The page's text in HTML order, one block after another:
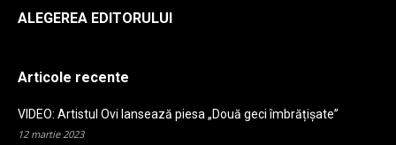
ALEGEREA EDITORULUI
Articole recente
VIDEO: Artistul Ovi lansează piesa „Două geci îmbrățișate”
12 martie 2023